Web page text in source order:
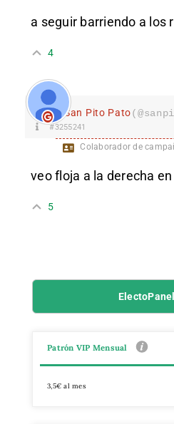
a seguir barriendo a los
4
San Pito Pato
#3255241
Colaborador de
veo floja a la derecha
5
Patrón VIP Mensual
3,5€ al mes